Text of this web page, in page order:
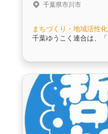
千葉県市川市
まちづくり・地域活性化